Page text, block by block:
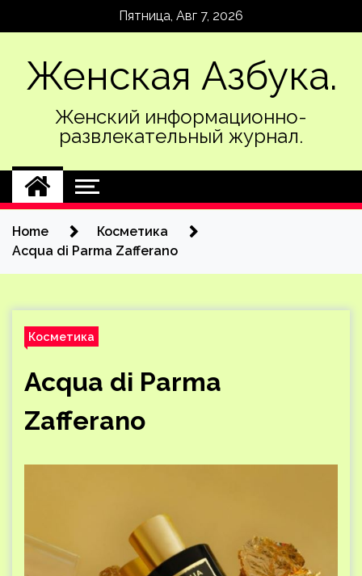
Пятница, Авг 7, 2026
Женская Азбука.
Женский информационно-
развлекательный журнал.
Home
Косметика
Acqua di Parma Zafferano
Косметика
Acqua di Parma
Zafferano